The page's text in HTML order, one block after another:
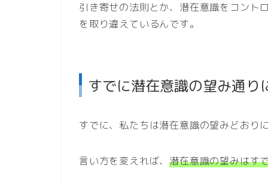
引き寄せの法則とか、潜在意識をコン
を取り違えているんです。
すでに潜在意識の望み通り
すでに、私たちは潜在意識の望みどおり
言い方を変えれば、潜在意識の望みはす